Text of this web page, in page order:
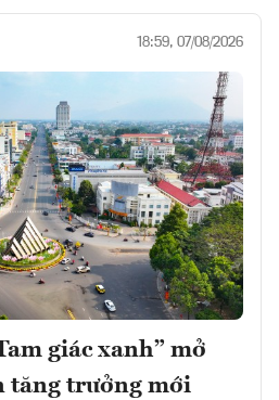
18:59, 07/08/2026
giác xanh” mở
tăng trưởng mới